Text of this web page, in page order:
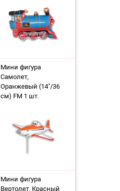
Мини фигура
Самолет,
Оранжевый (14"/36
см) FM 1 шт.
Мини фигура
Вертолет, Красный